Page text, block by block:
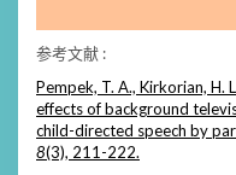
参考文献 :
Pempek, T. A., Kirkorian, H.
effects of background
child-directed speech by
8(3), 211-222.